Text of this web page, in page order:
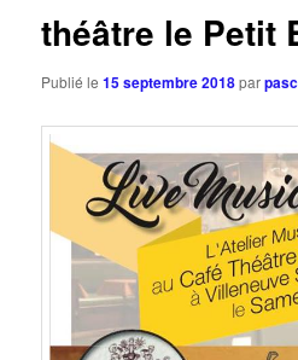
théâtre le Petit
Publié le15 septembre 2018par